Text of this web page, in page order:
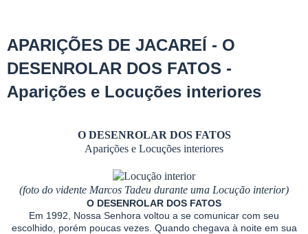
APARIÇÕES DE JACAREÍ - O
DESENROLAR DOS FATOS -
Aparições e Locuções interiores
O DESENROLAR DOS FATOS
Aparições e Locuções interiores
(foto do vidente Marcos Tadeu durante uma Locução interior)
O DESENROLAR DOS FATOS
Em 1992, Nossa Senhora voltou a se comunicar com seu
escolhido, porém poucas vezes. Quando chegava à noite em sua